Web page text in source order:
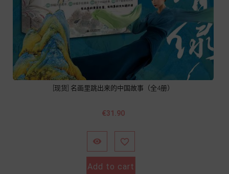
[现货] 名画里跳出来的中国故事（全4册）
價
€31.90
 
Add to cart